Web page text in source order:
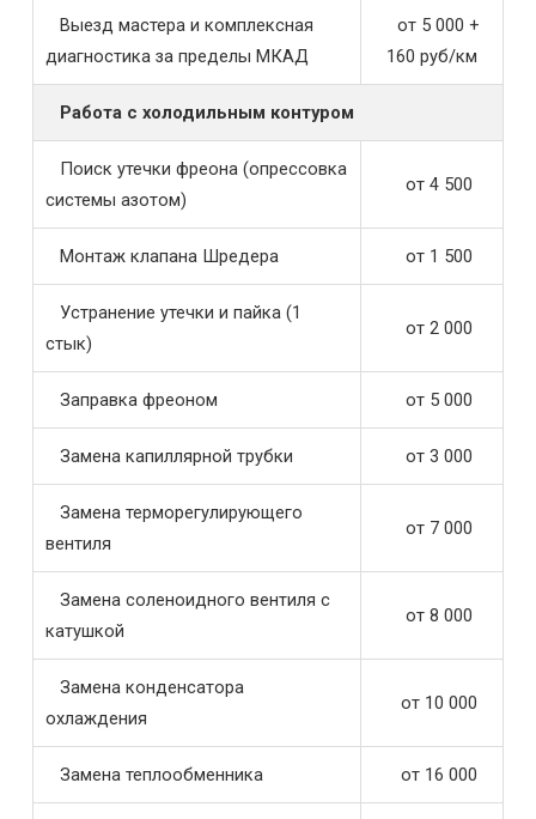
Выезд мастера и комплексная
диагностика за пределы МКАД
от 5 000 +
160 руб/км
Работа с холодильным контуром
Поиск утечки фреона (опрессовка
системы азотом)
от 4 500
Монтаж клапана Шредера от 1 500
Устранение утечки и пайка (1
стык)
от 2 000
Заправка фреоном от 5 000
Замена капиллярной трубки от 3 000
Замена терморегулирующего
вентиля
от 7 000
Замена соленоидного вентиля с
катушкой
от 8 000
Замена конденсатора
охлаждения
от 10 000
Замена теплообменника от 16 000